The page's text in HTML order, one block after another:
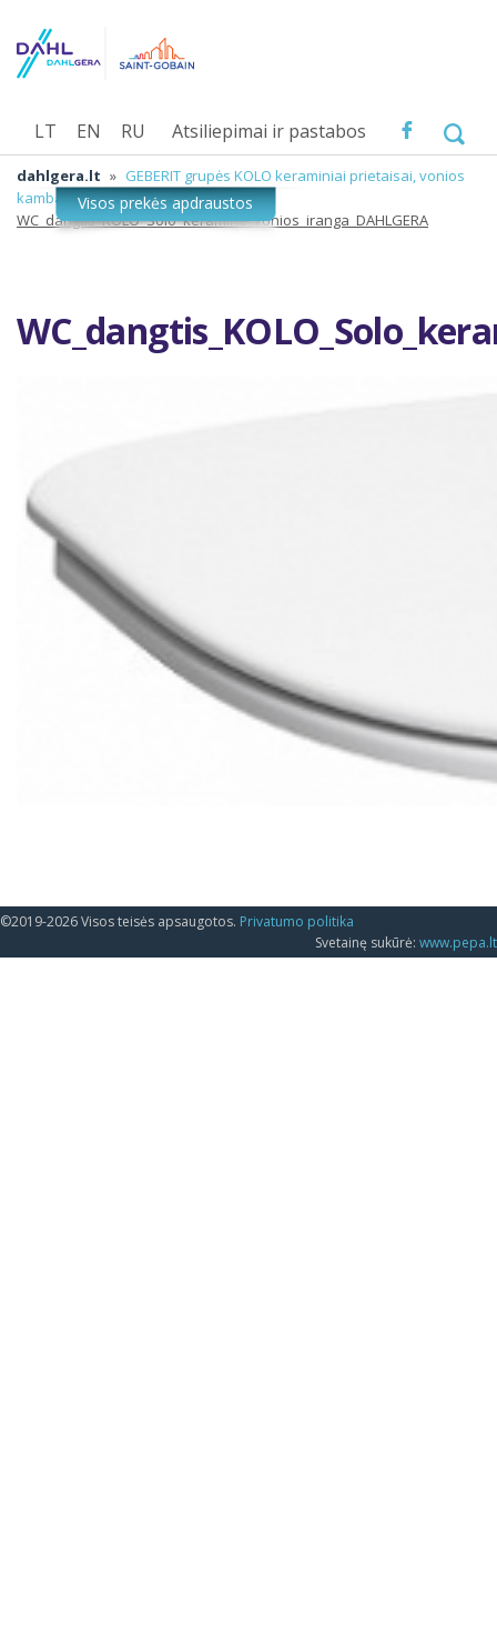
Atsiliepimai ir pastabos
LT EN RU
dahlgera.lt » GEBERIT grupės KOLO keraminiai prietaisai, vonios
kambario įranga »
WC_dangtis_KOLO_Solo_keramine_vonios_iranga_DAHLGERA
©2019-2026 Visos teisės apsaugotos. Privatumo politika
Svetainę sukūrė: www.pepa.lt